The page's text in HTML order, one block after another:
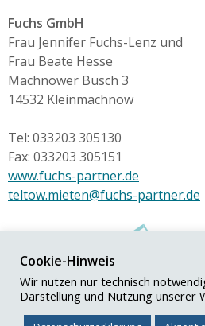
Fuchs GmbH
Frau Jennifer Fuchs-Lenz und
Frau Beate Hesse
Machnower Busch 3
14532 Kleinmachnow
Tel: 033203 305130
Fax: 033203 305151
www.fuchs-partner.de
teltow.mieten@fuchs-partner.de
©
Impressum|
Cookie-Hinweis
Wir nutzen nur technisch
Darstellung und Nutzung unserer